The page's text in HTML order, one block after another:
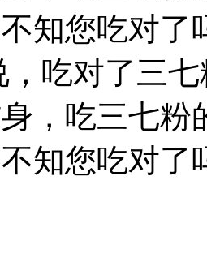
知您吃对
，吃对了三
，吃三七粉
知您吃对